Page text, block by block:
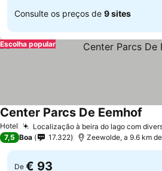
Consulte os preços de 9 sites
Escolha popular
Hotel Localização à beira do lago com
Center Parcs De Eemhof
7,5 Boa 17.322 Zeewolde, a 9.6 km
De € 93